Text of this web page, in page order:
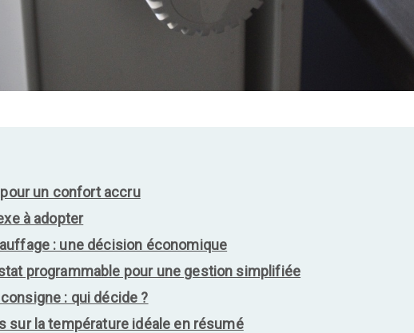
pour un confort accru
à adopter
: une décision économique
programmable pour une gestion simplifiée
: qui décide ?
sur la température idéale en résumé